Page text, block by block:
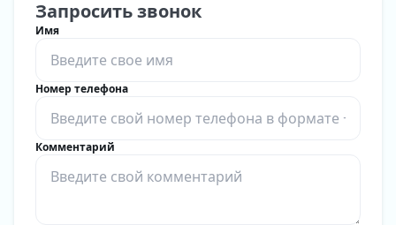
Запросить звонок
Имя
Номер телефона
Комментарий